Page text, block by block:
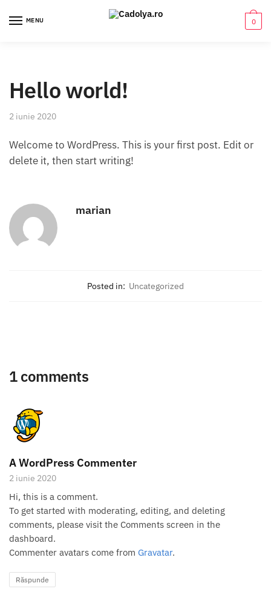
MENU 0
Hello world!
2 iunie 2020
Welcome to WordPress. This is your first post. Edit or
delete it, then start writing!
marian
Posted in: Uncategorized
1 comments
A WordPress Commenter
2 iunie 2020
Hi, this is a comment.
To get started with moderating, editing, and deleting
comments, please visit the Comments screen in the
dashboard.
Commenter avatars come from Gravatar.
Răspunde